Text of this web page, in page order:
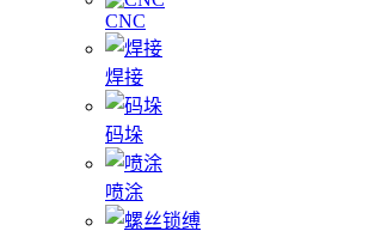
CNC
焊接
码垛
喷涂